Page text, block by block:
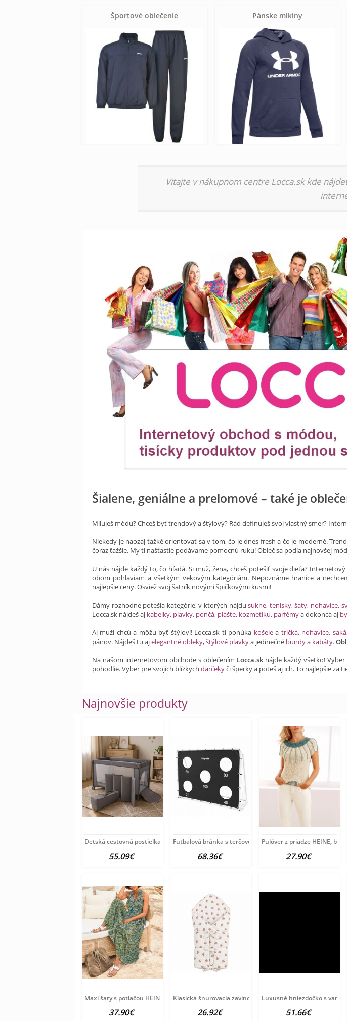
Športové oblečenie Pánske mikiny
Vitajte v nákupnom centre Locca.sk kde
Šialene, geniálne a prelomové – také je
Miluješ módu? Chceš byť trendový a štýlový? Rád definuješ svoj vlastný smer?
Niekedy je naozaj ťažké orientovať sa v tom, čo je dnes fresh a čo je moderné.
čoraz ťažšie. My ti našťastie podávame pomocnú ruku! Obleč sa podľa najnovšej
U nás nájde každý to, čo hľadá. Si muž, žena, chceš potešiť svoje dieťa?
obom pohlaviam a všetkým vekovým kategóriám. Nepoznáme hranice a
najlepšie ceny. Osviež svoj šatník novými špičkovými kusmi!
Dámy rozhodne potešia kategórie, v ktorých nájdusukne, tenisky,šaty, nohavice,
Locca.sk nájdeš aj kabelky, plavky, pončá, plášte, kozmetiku, parfémya dokonca aj
Aj muži chcú a môžu byť štýloví! Locca.sk ti ponúka košelea tričká, nohavice, saká
pánov. Nájdeš tu ajelegantné obleky,štýlové plavkya jedinečné bundy a kabáty.
Na našom internetovom obchode s oblečením Locca.sk nájde každý všetko!
pohodlie. Vyber pre svojich blízkych darčekyči šperky a poteš aj ich. To najlepšie za
Najnovšie produkty
Detská cestovná postieľka Milly Mally
55.09€
Futbalová bránka s terčovou plachtou Baby
68.36€
Pulóver z priadze HEINE,
27.90€
Maxi šaty s potlačou HEINE, modro-zeleno-žlté
37.90€
Klasická šnurovacia zavinovačka New Baby
26.92€
Luxusné hniezdočko s
51.66€